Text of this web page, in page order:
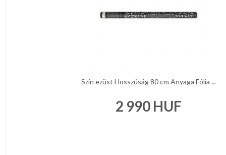
Szín ezüst Hosszúság 80 cm Anyaga Fólia ...
2 990 HUF